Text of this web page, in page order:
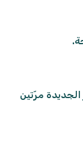
الجديدة مرّتين